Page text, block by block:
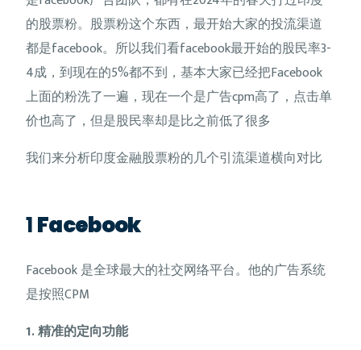
的股票粉。股票粉这个东西，最开始大家的投流渠道
都是facebook。所以我们看facebook最开始的股民率3-
4成，到现在的5%都不到，基本大家已经把Facebook
上面的粉洗了一遍，现在一个是广告cpm高了，点击单
价也高了，但是股民率却是比之前低了很多
我们来分析印度金融股票粉的几个引流渠道横向对比
1Facebook
Facebook 是全球最大的社交网络平台。他的广告系统
是按照CPM
1. 精准的定向功能